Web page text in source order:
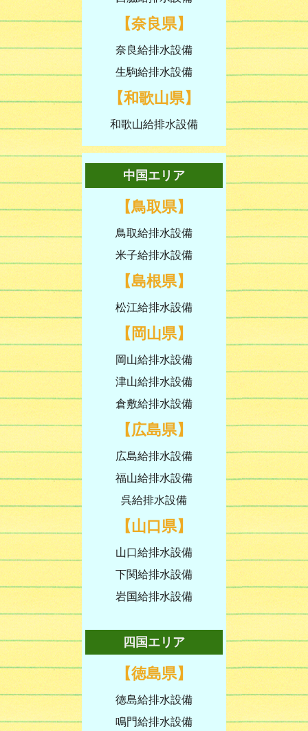
【奈良県】
奈良給排水設備
生駒給排水設備
【和歌山県】
和歌山給排水設備
中国エリア
【鳥取県】
鳥取給排水設備
米子給排水設備
【島根県】
松江給排水設備
【岡山県】
岡山給排水設備
津山給排水設備
倉敷給排水設備
【広島県】
広島給排水設備
福山給排水設備
呉給排水設備
【山口県】
山口給排水設備
下関給排水設備
岩国給排水設備
四国エリア
【徳島県】
徳島給排水設備
鳴門給排水設備